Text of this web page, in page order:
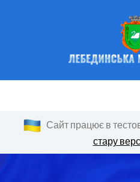
Сайт працює в
стару